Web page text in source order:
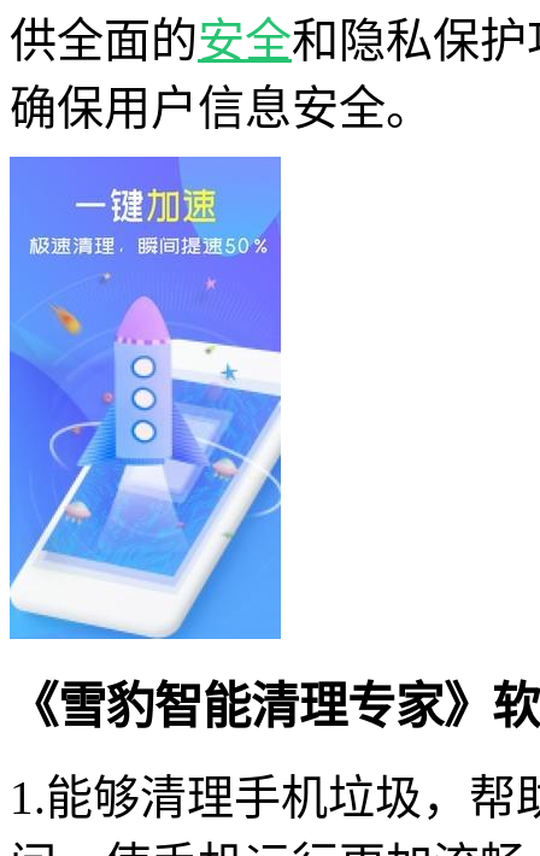
供全面的安全和隐私保
确保用户信息安全。
《雪豹智能清理专家》
1.能够清理手机垃圾，